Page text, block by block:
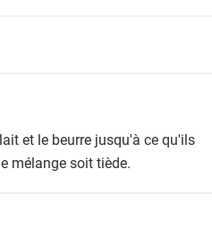
et le beurre jusqu'à ce qu'ils
mélange soit tiède.